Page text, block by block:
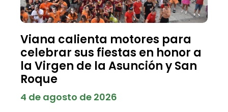
Viana calienta motores para
celebrar sus fiestas en honor a
la Virgen de la Asunción y San
Roque
4 de agosto de 2026